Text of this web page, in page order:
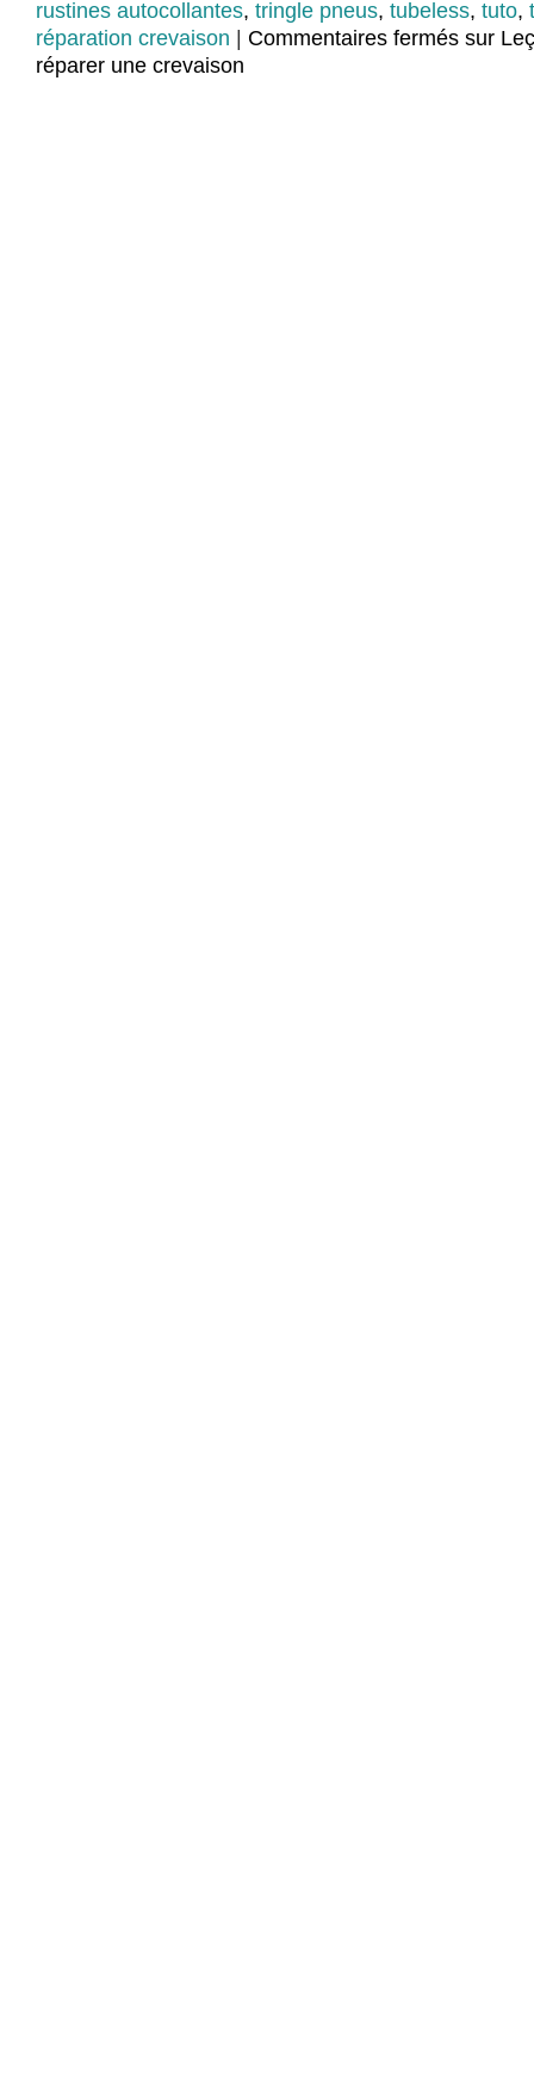
rustines autocollantes, tringle pneus, tubeless, tuto,
réparation crevaison
Commentaires fermés sur
réparer une crevaison